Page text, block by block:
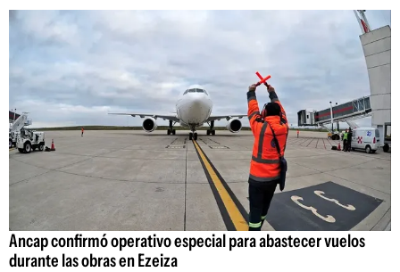
Ancap confirmó operativo especial para abastecer vuelos
durante las obras en Ezeiza